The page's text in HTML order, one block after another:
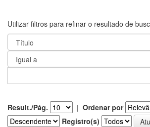
Utilizar filtros para refinar o resultado de
Result./Pág. | Ordenar por
Registro(s)